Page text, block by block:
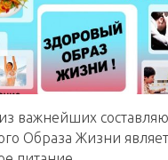
важнейших
Образа Жизни